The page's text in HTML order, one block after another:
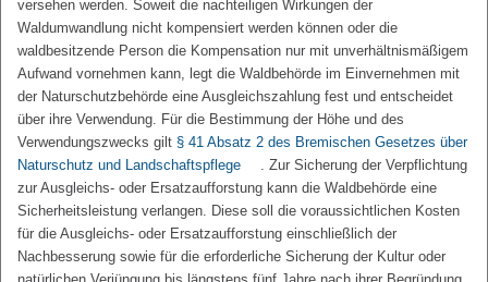
versehen werden. Soweit die nachteiligen Wirkungen der
Waldumwandlung nicht kompensiert werden können oder die
waldbesitzende Person die Kompensation nur mit unverhältnismäßigem
Aufwand vornehmen kann, legt die Waldbehörde im Einvernehmen mit
der Naturschutzbehörde eine Ausgleichszahlung fest und entscheidet
über ihre Verwendung. Für die Bestimmung der Höhe und des
Verwendungszwecks gilt § 41 Absatz 2 des Bremischen Gesetzes über
Naturschutz und Landschaftspflege
. Zur Sicherung der Verpflichtung
zur Ausgleichs- oder Ersatzaufforstung kann die Waldbehörde eine
Sicherheitsleistung verlangen. Diese soll die voraussichtlichen Kosten
für die Ausgleichs- oder Ersatzaufforstung einschließlich der
Nachbesserung sowie für die erforderliche Sicherung der Kultur oder